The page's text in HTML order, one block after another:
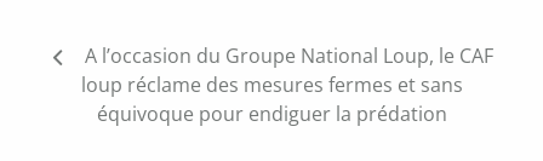
Navigation
de
l’article
A l’occasion du Groupe National Loup, le CAF
loup réclame des mesures fermes et sans
équivoque pour endiguer la prédation